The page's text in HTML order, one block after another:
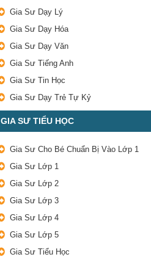
Gia Sư Dạy Lý
Gia Sư Dạy Hóa
Gia Sư Dạy Văn
Gia Sư Tiếng Anh
Gia Sư Tin Học
Gia Sư Dạy Trẻ Tự Kỷ
GIA SƯ TIỂU HỌC
Gia Sư Cho Bé Chuẩn Bị Vào Lớp 1
Gia Sư Lớp 1
Gia Sư Lớp 2
Gia Sư Lớp 3
Gia Sư Lớp 4
Gia Sư Lớp 5
Gia Sư Tiểu Học